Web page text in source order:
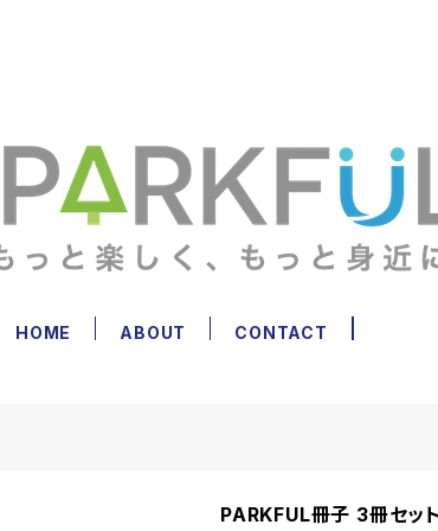
HOME ABOUT CONTACT
PARKFUL冊子 3冊セッ